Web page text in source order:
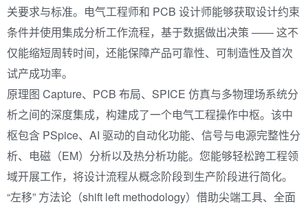
关要求与标准。电气工程师和 PCB 设计师能够获取设计约束
条件并使用集成分析工作流程，基于数据做出决策 —— 这不
仅能缩短周转时间，还能保障产品可靠性、可制造性及首次
试产成功率。
原理图 Capture、PCB 布局、SPICE 仿真与多物理场系统分
析之间的深度集成，构建成了一个电气工程操作中枢。该中
枢包含 PSpice、AI 驱动的自动化功能、信号与电源完整性分
析、电磁（EM）分析以及热分析功能。您能够轻松跨工程领
域开展工作，将设计流程从概念阶段到生产阶段进行简化。
“左移” 方法论（shift left methodology）借助尖端工具、全面